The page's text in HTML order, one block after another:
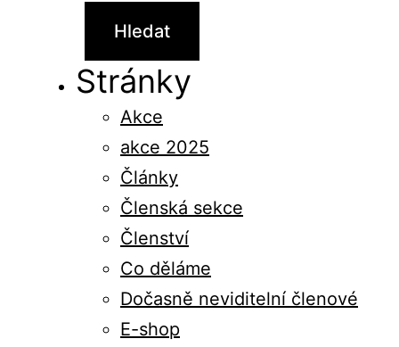
Stránky
Akce
akce 2025
Články
Členská sekce
Členství
Co děláme
Dočasně neviditelní členové
E-shop